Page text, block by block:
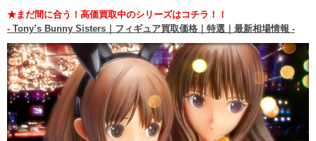
★まだ間に合う！高価買取中のシリーズはコチラ！！
- Tony’s Bunny Sisters｜フィギュア買取価格｜特選｜最新相場情報 -